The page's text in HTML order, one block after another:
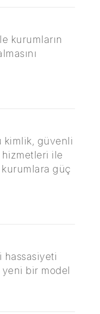
kurumların
kimlik, güvenli
ile
güç
hassasiyeti
bir model